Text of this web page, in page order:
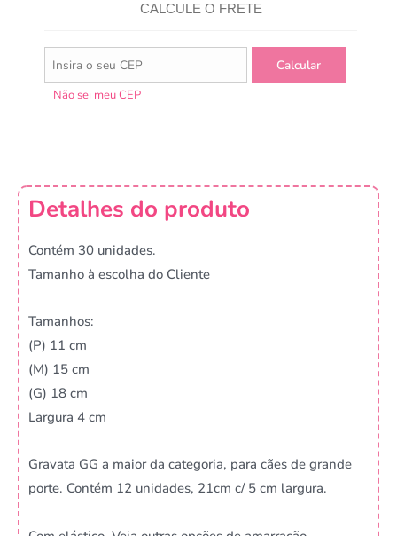
CALCULE O FRETE
Não sei meu CEP
Detalhes do produto
Contém 30 unidades.
Tamanho à escolha do Cliente
Tamanhos:
(P) 11 cm
(M) 15 cm
(G) 18 cm
Largura 4 cm
Gravata GG a maior da categoria, para cães de grande
porte. Contém 12 unidades, 21cm c/ 5 cm largura.